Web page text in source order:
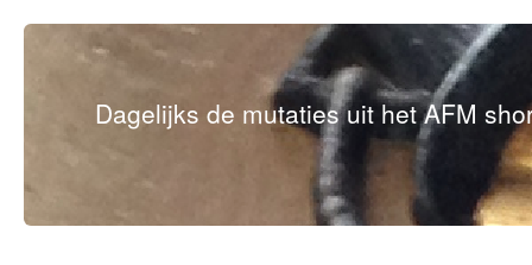
Dagelijks de mutaties uit het AFM